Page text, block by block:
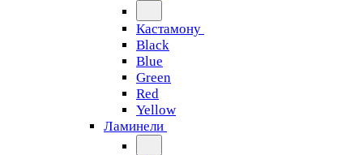
Кастамону
Black
Blue
Green
Red
Yellow
Ламинели